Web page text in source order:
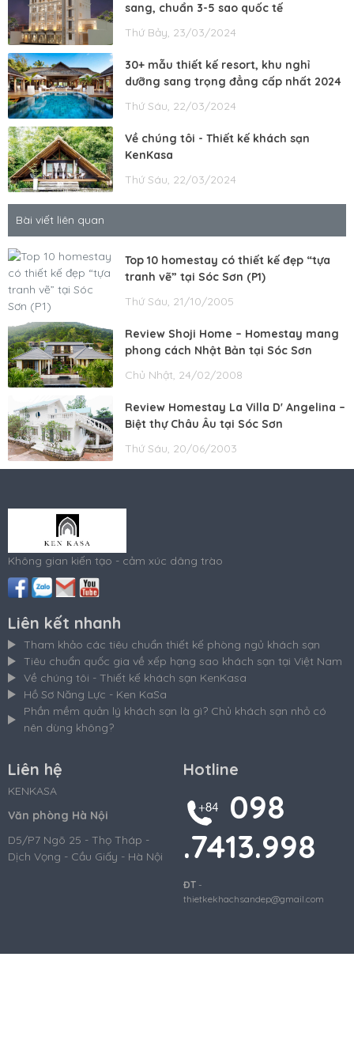
sang, chuẩn 3-5 sao quốc tế
Thứ Bảy, 23/03/2024
30+ mẫu thiết kế resort, khu nghỉ
dưỡng sang trọng đẳng cấp nhất 2024
Thứ Sáu, 22/03/2024
Về chúng tôi - Thiết kế khách sạn
KenKasa
Thứ Sáu, 22/03/2024
Bài viết liên quan
Top 10 homestay có thiết kế đẹp “tựa
tranh vẽ” tại Sóc Sơn (P1)
Thứ Sáu, 21/10/2005
Review Shoji Home – Homestay mang
phong cách Nhật Bản tại Sóc Sơn
Chủ Nhật, 24/02/2008
Review Homestay La Villa D' Angelina –
Biệt thự Châu Âu tại Sóc Sơn
Thứ Sáu, 20/06/2003
Không gian kiến tạo - cảm xúc dâng trào
Liên kết nhanh
Tham khảo các tiêu chuẩn thiết kế phòng ngủ khách sạn
Tiêu chuẩn quốc gia về xếp hạng sao khách sạn tại Việt Nam
Về chúng tôi - Thiết kế khách sạn KenKasa
Hồ Sơ Năng Lực - Ken KaSa
Phần mềm quản lý khách sạn là gì? Chủ khách sạn nhỏ có
nên dùng không?
Liên hệ
KENKASA
Văn phòng Hà Nội
D5/P7 Ngõ 25 - Thọ Tháp -
Dịch Vọng - Cầu Giấy - Hà Nội
Hotline
098
.7413.998
ĐT-
thietkekhachsandep@gmail.com